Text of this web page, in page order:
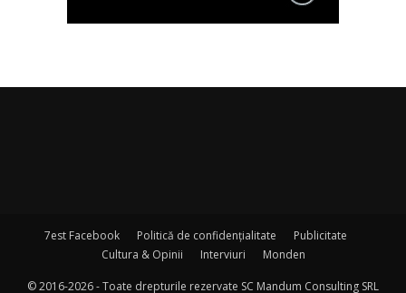
7est Facebook Politică de confidențialitate
Publicitate
Cultura & Opinii
Interviuri Monden
© 2016-2026 - Toate drepturile rezervate SC Mandum Consulting SRL